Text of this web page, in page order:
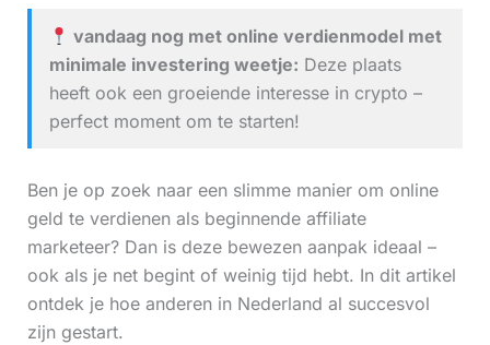
vandaag nog met online verdienmodel met
minimale investering weetje: Deze plaats
heeft ook een groeiende interesse in crypto –
perfect moment om te starten!
Ben je op zoek naar een slimme manier om online
geld te verdienen als beginnende affiliate
marketeer? Dan is deze bewezen aanpak ideaal –
ook als je net begint of weinig tijd hebt. In dit artikel
ontdek je hoe anderen in Nederland al succesvol
zijn gestart.